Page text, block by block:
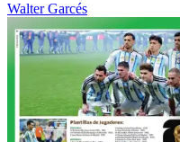
Walter Garcés